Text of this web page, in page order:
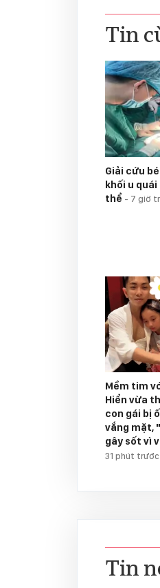
Tin
Giải cứu
khối u quái
thể - 7 giờ
Mềm tim
Hiển vừa
con gái bị
vắng mặt,
gây sốt vì
31 phút trước
Tin